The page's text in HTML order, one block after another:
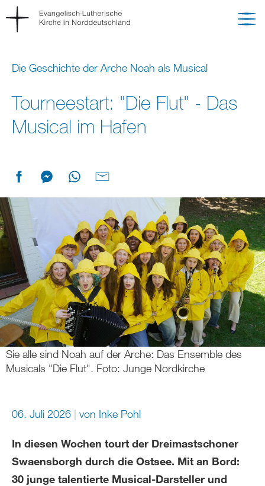
Die Geschichte der Arche Noah als Musical
Tourneestart: "Die Flut" - Das
Musical im Hafen
Sie alle sind Noah auf der Arche: Das Ensemble des
Musicals "Die Flut". Foto: Junge Nordkirche
06. Juli 2026 von Inke Pohl
In diesen Wochen tourt der Dreimastschoner
Swaensborgh durch die Ostsee. Mit an Bord:
30 junge talentierte Musical-Darsteller und